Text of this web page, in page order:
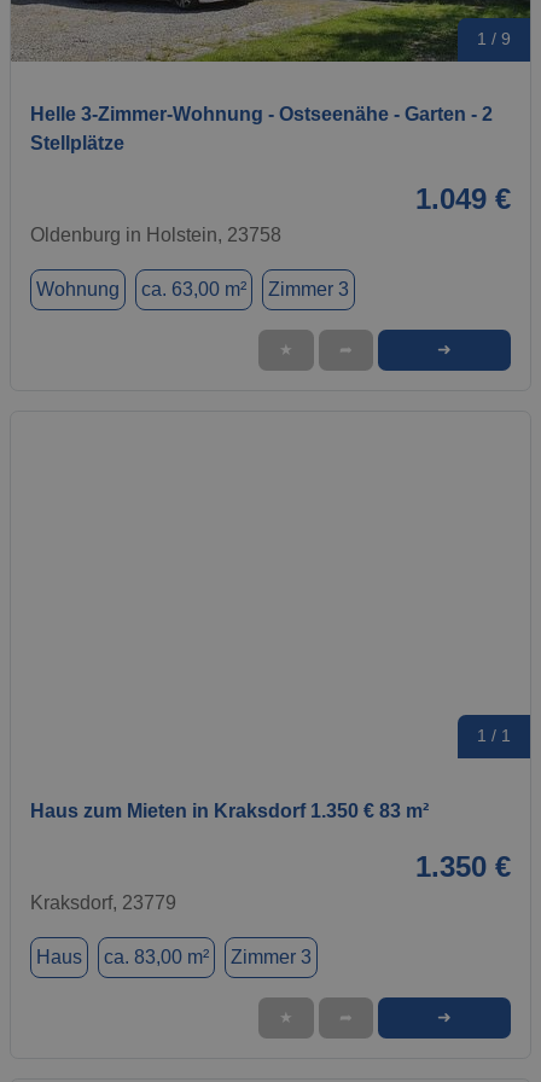
1 / 9
Helle 3-Zimmer-Wohnung - Ostseenähe - Garten - 2
Stellplätze
1.049 €
Oldenburg in Holstein, 23758
Wohnung ca. 63,00 m² Zimmer 3
★ ➦ ➜
1 / 1
Haus zum Mieten in Kraksdorf 1.350 € 83 m²
1.350 €
Kraksdorf, 23779
Haus ca. 83,00 m² Zimmer 3
★ ➦ ➜